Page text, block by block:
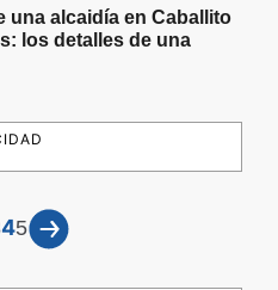
una alcaidía en Caballito
los detalles de una
45